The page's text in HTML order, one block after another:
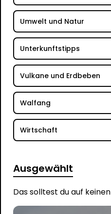
Umwelt und Natur
Unterkunftstipps
Vulkane und Erdbeben
Walfang
Wirtschaft
Ausgewählt
Das solltest du auf